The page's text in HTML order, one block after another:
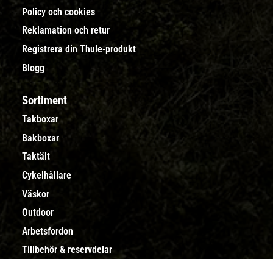
Policy och cookies
Reklamation och retur
Registrera din Thule-produkt
Blogg
Sortiment
Takboxar
Bakboxar
Taktält
Cykelhållare
Väskor
Outdoor
Arbetsfordon
Tillbehör & reservdelar